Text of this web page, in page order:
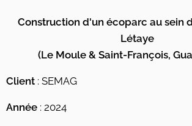
Construction d'un écoparc au sein
Létaye
(Le Moule & Saint-François,
Client : SEMAG
Année : 2024